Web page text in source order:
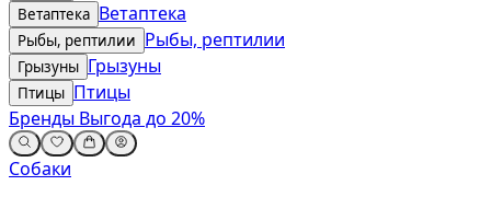
Ветаптека Ветаптека
Рыбы, рептилии Рыбы, рептилии
Грызуны Грызуны
Птицы Птицы
Бренды Выгода до 20%
Собаки